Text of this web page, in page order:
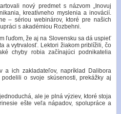
nový predmet s názvom „Inovuj
kreatívneho myslenia a inovácií.
– sériou webinárov, ktoré pre našich
s akadémiou Rozbehni.
ľuďom, že aj na Slovensku sa dá uspieť
a vytrvalosť. Lektori žiakom priblížili, čo
chyby robia začínajúci podnikatelia
a ich zakladateľov, napríklad Dalibora
o svoje skúsenosti, prekážky aj
ale je plná výziev, ktoré stoja
ešte veľa nápadov, spolupráce a